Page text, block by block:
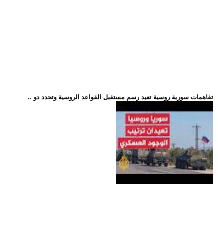
.. تفاهمات سورية روسية تعيد رسم مستقبل القواعد الروسية وتحدد دو